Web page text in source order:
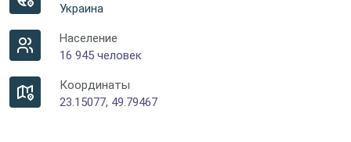
Украина
Население
16 945 человек
Координаты
23.15077, 49.79467